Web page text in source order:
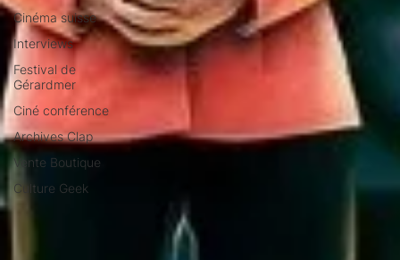
Cinéma suisse
Interviews
Festival de
Gérardmer
Ciné conférence
Archives Clap
Vente Boutique
Culture Geek